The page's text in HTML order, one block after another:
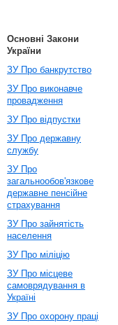
Основні Закони
України
ЗУ Про банкрутство
ЗУ Про виконавче
провадження
ЗУ Про відпустки
ЗУ Про державну
службу
ЗУ Про
загальнообов'язкове
державне пенсійне
страхування
ЗУ Про зайнятість
населення
ЗУ Про міліцію
ЗУ Про місцеве
самоврядування в
Україні
ЗУ Про охорону праці